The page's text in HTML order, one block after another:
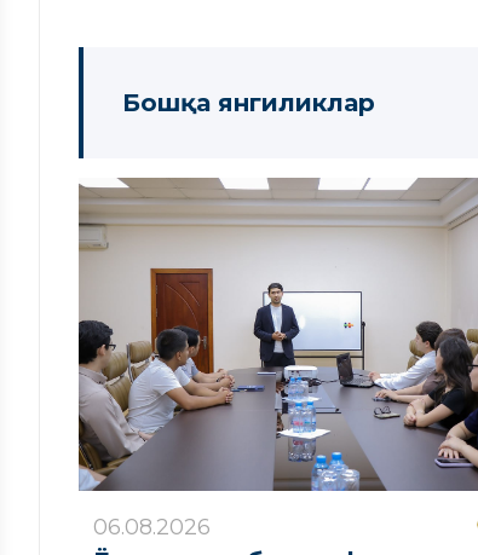
Бошқа янгиликлар
06.08.2026